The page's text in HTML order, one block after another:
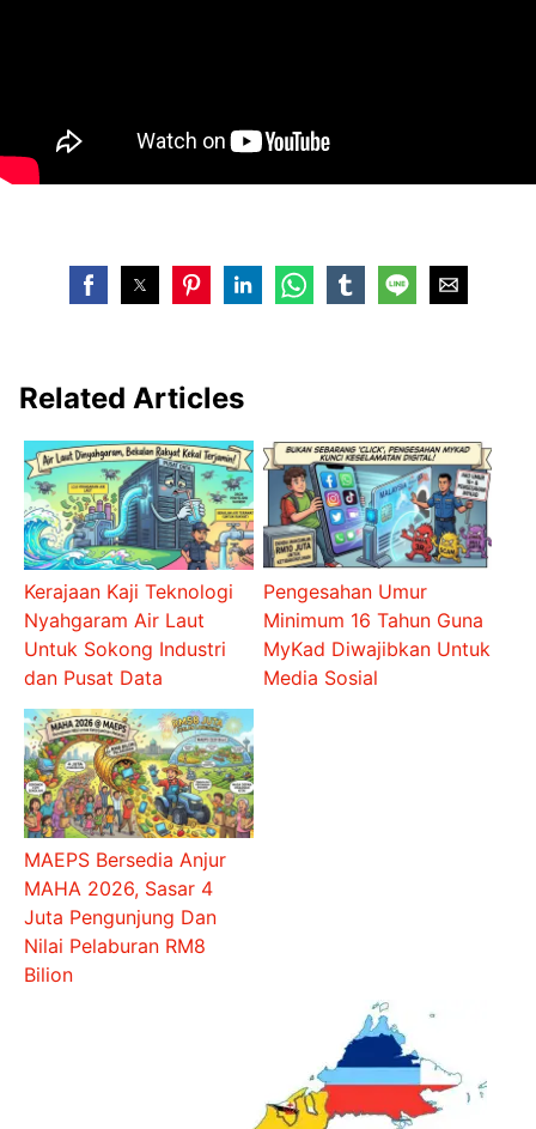
Related Articles
Kerajaan Kaji Teknologi
Nyahgaram Air Laut
Untuk Sokong Industri
dan Pusat Data
Pengesahan Umur
Minimum 16 Tahun Guna
MyKad Diwajibkan Untuk
Media Sosial
MAEPS Bersedia Anjur
MAHA 2026, Sasar 4
Juta Pengunjung Dan
Nilai Pelaburan RM8
Bilion